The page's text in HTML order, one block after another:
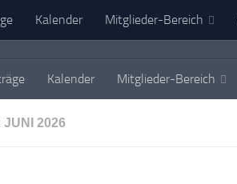
Kalender Mitglieder-Bereich
Kalender Mitglieder-Bereich
JUNI 2026